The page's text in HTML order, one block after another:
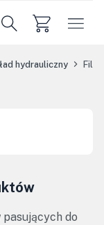
hydrauliczny
do